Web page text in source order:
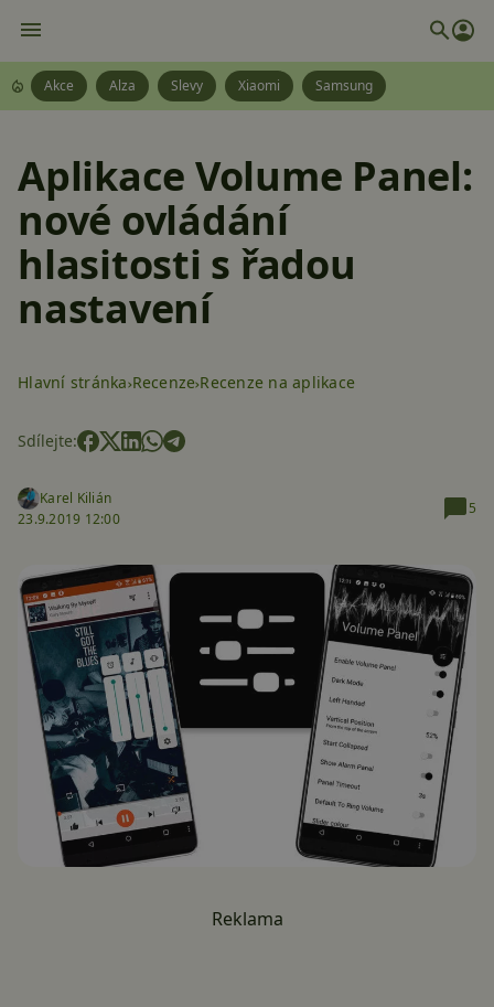
Akce Alza Slevy Xiaomi Samsung
Aplikace Volume Panel:
nové ovládání
hlasitosti s řadou
nastavení
Hlavní stránka Recenze Recenze na aplikace
Sdílejte:
Karel Kilián
23.9.2019 12:00
5
Reklama